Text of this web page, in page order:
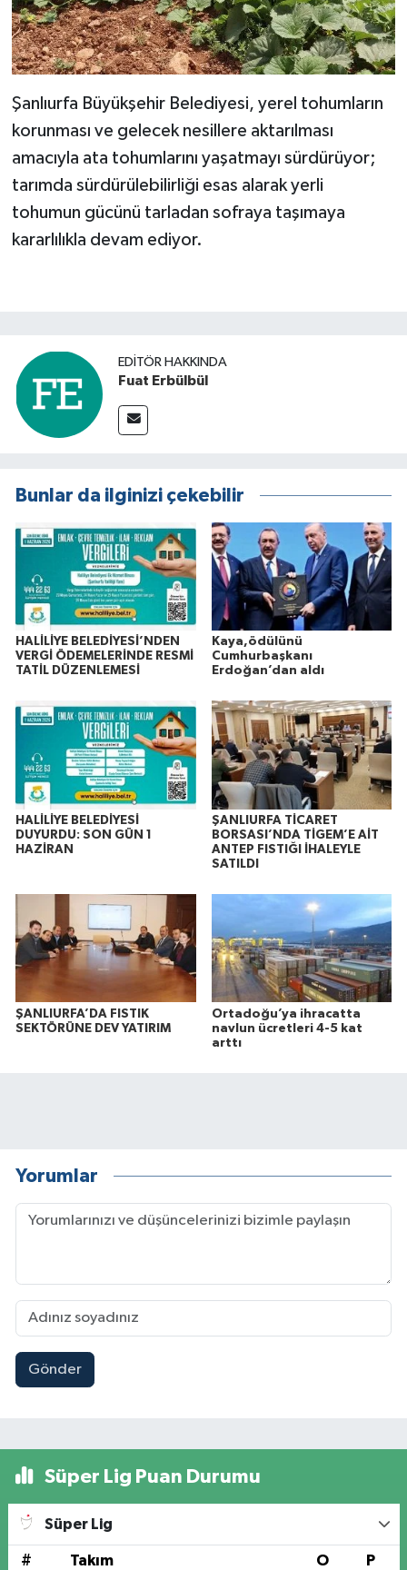
Şanlıurfa Büyükşehir Belediyesi, yerel tohumların
korunması ve gelecek nesillere aktarılması
amacıyla ata tohumlarını yaşatmayı sürdürüyor;
tarımda sürdürülebilirliği esas alarak yerli
tohumun gücünü tarladan sofraya taşımaya
kararlılıkla devam ediyor.
EDITÖR HAKKINDA
Fuat Erbülbül
Bunlar da ilginizi çekebilir
HALİLİYE BELEDİYESİ’NDEN
VERGİ ÖDEMELERİNDE RESMİ
TATİL DÜZENLEMESİ
Kaya,ödülünü
Cumhurbaşkanı
Erdoğan’dan aldı
HALİLİYE BELEDİYESİ
DUYURDU: SON GÜN 1
HAZİRAN
ŞANLIURFA TİCARET
BORSASI’NDA TİGEM’E AİT
ANTEP FISTIĞI İHALEYLE
SATILDI
ŞANLIURFA’DA FISTIK
SEKTÖRÜNE DEV YATIRIM
Ortadoğu’ya ihracatta
navlun ücretleri 4-5 kat
arttı
Yorumlar
Gönder
Süper Lig Puan Durumu
Süper Lig
# Takım O P